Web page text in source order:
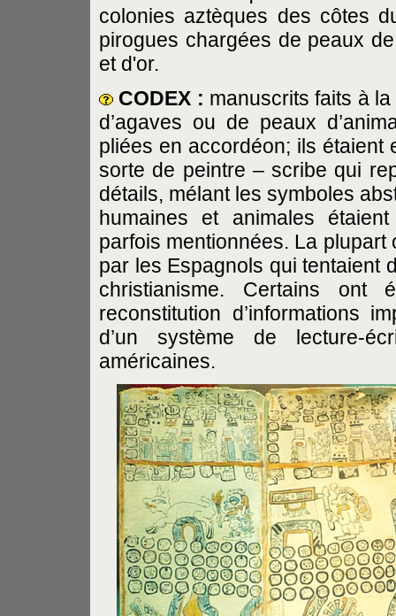
colonies aztèques des côtes
pirogues chargées de peaux
et d'or.
CODEX : manuscrits faits à
d’agaves ou de peaux
pliées en accordéon; ils
sorte de peintre – scribe qui
détails, mélant les symboles
humaines et animales
parfois mentionnées. La
par les Espagnols qui tentaient
christianisme. Certains
reconstitution d’informations
d’un système de lecture-
américaines.